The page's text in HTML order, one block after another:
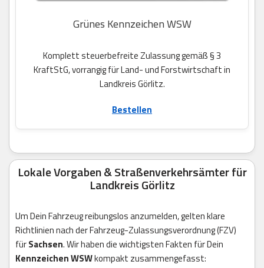
Grünes Kennzeichen WSW
Komplett steuerbefreite Zulassung gemäß § 3
KraftStG, vorrangig für Land- und Forstwirtschaft in
Landkreis Görlitz.
Bestellen
Lokale Vorgaben & Straßenverkehrsämter für
Landkreis Görlitz
Um Dein Fahrzeug reibungslos anzumelden, gelten klare
Richtlinien nach der Fahrzeug-Zulassungsverordnung (FZV)
fürSachsen. Wir haben die wichtigsten Fakten für Dein
Kennzeichen WSWkompakt zusammengefasst: